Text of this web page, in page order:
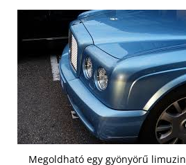
Megoldható egy gyönyörű limuzin